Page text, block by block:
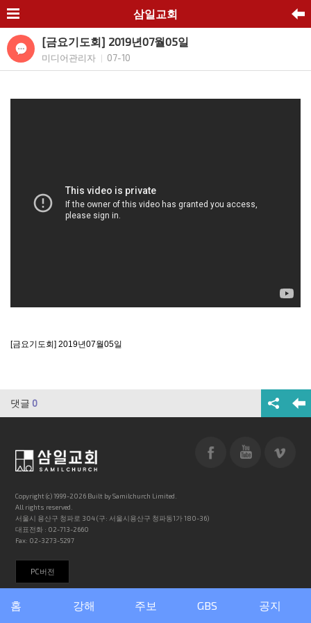
삼일교회
[금요기도회] 2019년07월05일
미디어관리자 07-10
[금요기도회] 2019년07월05일
댓글 0
홈 강해 주보 GBS 공지
Copyright (c) 1999-2026 Built by Samilchurch Limited.
All rights reserved.
서울시 용산구 청파로 304 (구: 서울시용산구 청파동1가 180-36)
대표전화 : 02-713-2660
Fax: 02-3273-5297
PC버전